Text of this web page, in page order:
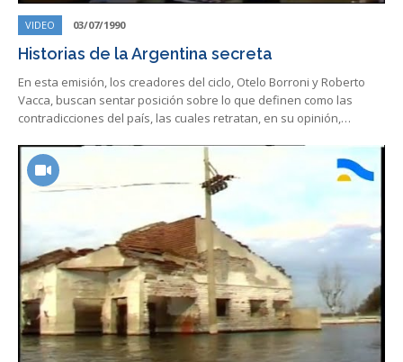
VIDEO 03/07/1990
Historias de la Argentina secreta
En esta emisión, los creadores del ciclo, Otelo Borroni y Roberto
Vacca, buscan sentar posición sobre lo que definen como las
contradicciones del país, las cuales retratan, en su opinión,…